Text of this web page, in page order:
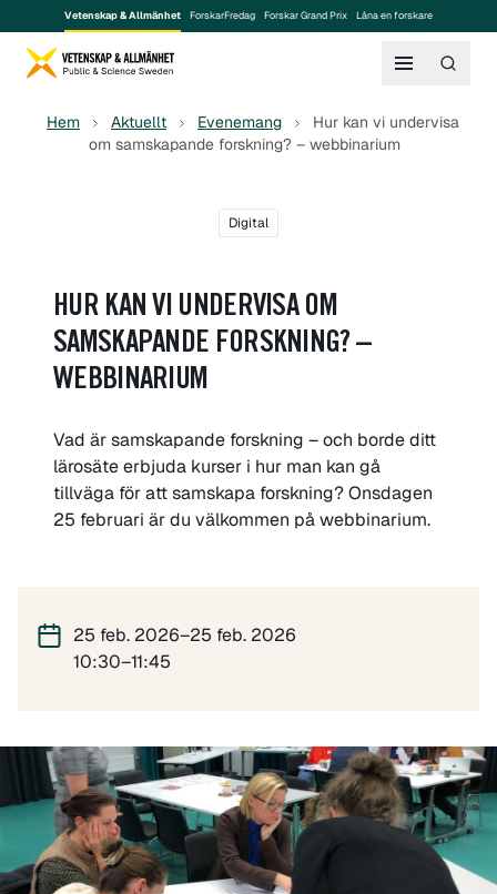
Vetenskap & Allmänhet ForskarFredag Forskar Grand Prix Låna en forskare
Hem Aktuellt Evenemang
Hur kan vi undervisa
om samskapande forskning? – webbinarium
Digital
HUR KAN VI UNDERVISA OM
SAMSKAPANDE FORSKNING? –
WEBBINARIUM
Vad är samskapande forskning – och borde ditt
lärosäte erbjuda kurser i hur man kan gå
tillväga för att samskapa forskning? Onsdagen
25 februari är du välkommen på webbinarium.
25 feb. 2026–25 feb. 2026
10:30–11:45